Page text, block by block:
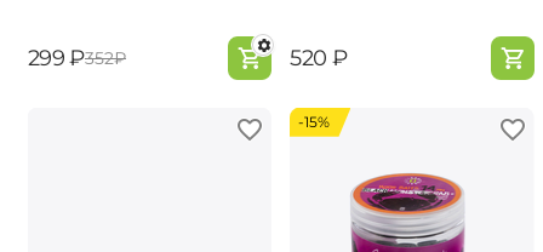
‍299‍ ₽‍352‍₽ ‍520‍ ₽
-15%